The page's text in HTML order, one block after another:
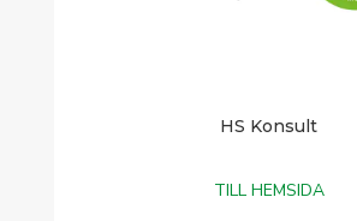
HS Konsult
TILL HEMSIDA